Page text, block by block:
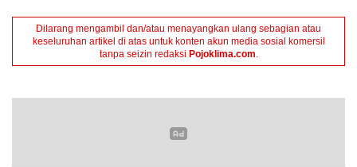
Dilarang mengambil dan/atau menayangkan ulang sebagian atau
keseluruhan artikel di atas untuk konten akun media sosial komersil
tanpa seizin redaksi Pojoklima.com.